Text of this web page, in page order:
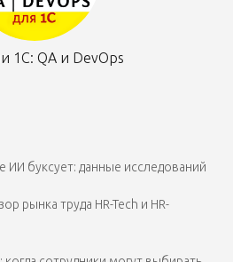
1С: QA и DevOps
ИИ буксует: данные исследований
рынка труда HR-Tech и HR-